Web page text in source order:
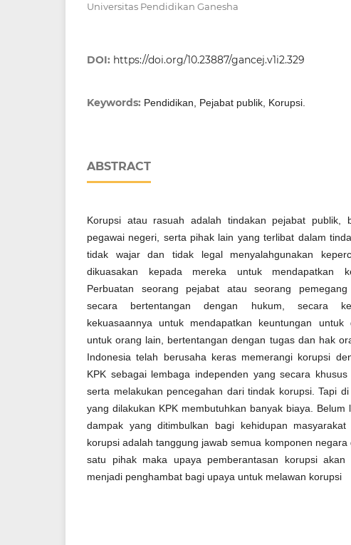
Universitas Pendidikan Ganesha
DOI: https://doi.org/10.23887/gancej.v1i2.329
Keywords: Pendidikan, Pejabat publik, Korupsi.
ABSTRACT
Korupsi atau rasuah adalah tindakan pejabat publik,
pegawai negeri, serta pihak lain yang terlibat dalam
tidak wajar dan tidak legal menyalahgunakan
dikuasakan kepada mereka untuk mendapatkan
Perbuatan seorang pejabat atau seorang
secara bertentangan dengan hukum, secara
kekuasaannya untuk mendapatkan keuntungan
untuk orang lain, bertentangan dengan tugas dan hak
Indonesia telah berusaha keras memerangi korupsi
KPK sebagai lembaga independen yang secara khusus
serta melakukan pencegahan dari tindak korupsi. Tapi
yang dilakukan KPK membutuhkan banyak biaya. Belum
dampak yang ditimbulkan bagi kehidupan
korupsi adalah tanggung jawab semua komponen negara
satu pihak maka upaya pemberantasan korupsi
menjadi penghambat bagi upaya untuk melawan korupsi